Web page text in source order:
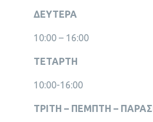
ΔΕΥΤΕΡΑ
10:00 – 16:00
ΤΕΤΑΡΤΗ
10:00-16:00
ΤΡΙΤΗ – ΠΕΜΠΤΗ –